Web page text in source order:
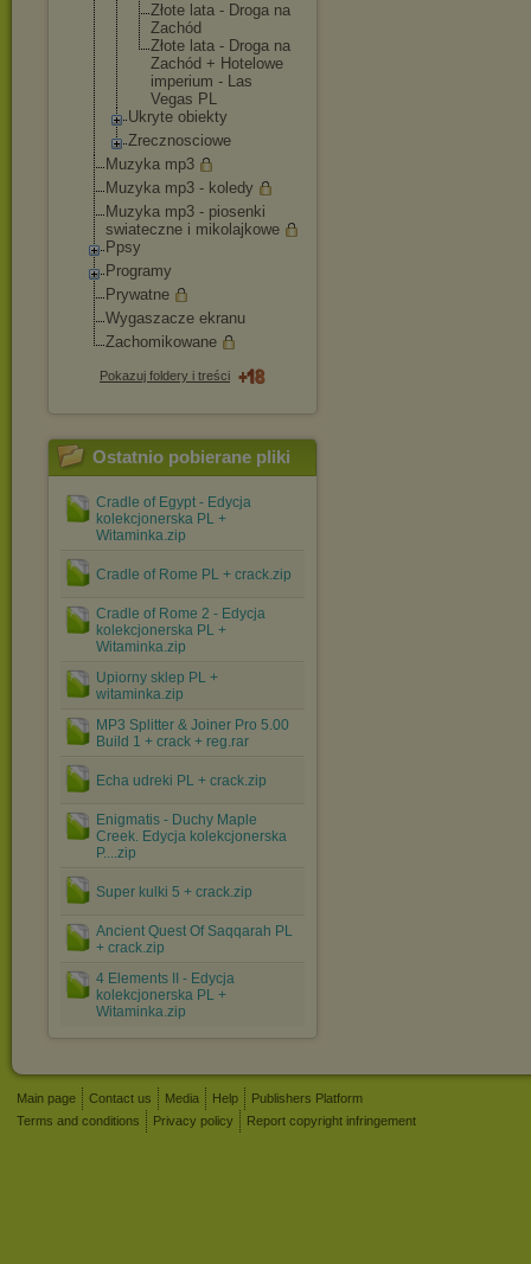
Złote lata - Droga na
Zachód
Złote lata - Droga na
Zachód + Hotelowe
imperium - Las
Vegas PL
Ukryte obiekty
Zrecznosciowe
Muzyka mp3
Muzyka mp3 - koledy
Muzyka mp3 - piosenki
swiateczne i mikolajkowe
Ppsy
Programy
Prywatne
Wygaszacze ekranu
Zachomikowane
Pokazuj foldery i treści
Ostatnio pobierane pliki
Cradle of Egypt - Edycja
kolekcjonerska PL +
Witaminka.zip
Cradle of Rome PL + crack.zip
Cradle of Rome 2 - Edycja
kolekcjonerska PL +
Witaminka.zip
Upiorny sklep PL +
witaminka.zip
MP3 Splitter & Joiner Pro 5.00
Build 1 + crack + reg.rar
Echa udreki PL + crack.zip
Enigmatis - Duchy Maple
Creek. Edycja kolekcjonerska
P....zip
Super kulki 5 + crack.zip
Ancient Quest Of Saqqarah PL
+ crack.zip
4 Elements II - Edycja
kolekcjonerska PL +
Witaminka.zip
Main page Contact us Media Help
Publishers Platform
Terms and conditions
Privacy policy Report copyright infringement